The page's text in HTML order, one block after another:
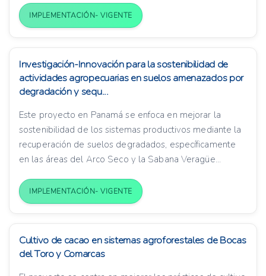
IMPLEMENTACIÓN- VIGENTE
Investigación-Innovación para la sostenibilidad de
actividades agropecuarias en suelos amenazados por
degradación y sequ...
Este proyecto en Panamá se enfoca en mejorar la
sostenibilidad de los sistemas productivos mediante la
recuperación de suelos degradados, específicamente
en las áreas del Arco Seco y la Sabana Veragüe...
IMPLEMENTACIÓN- VIGENTE
Cultivo de cacao en sistemas agroforestales de Bocas
del Toro y Comarcas